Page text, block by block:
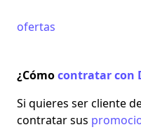
ofertas
¿Cómocontratar con
Si quieres ser cliente
contratar sus